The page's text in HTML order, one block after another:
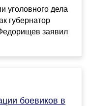
уголовного дела
губернатор
заявил
боевиков в